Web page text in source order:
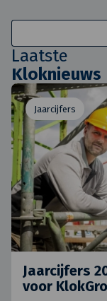
Laatste
Kloknieuws
Jaarcijfers
Jaarcijfers
voor